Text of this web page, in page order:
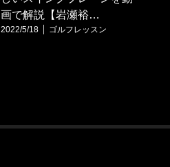
画で解説【岩瀬裕…
2022/5/18 ゴルフレッスン